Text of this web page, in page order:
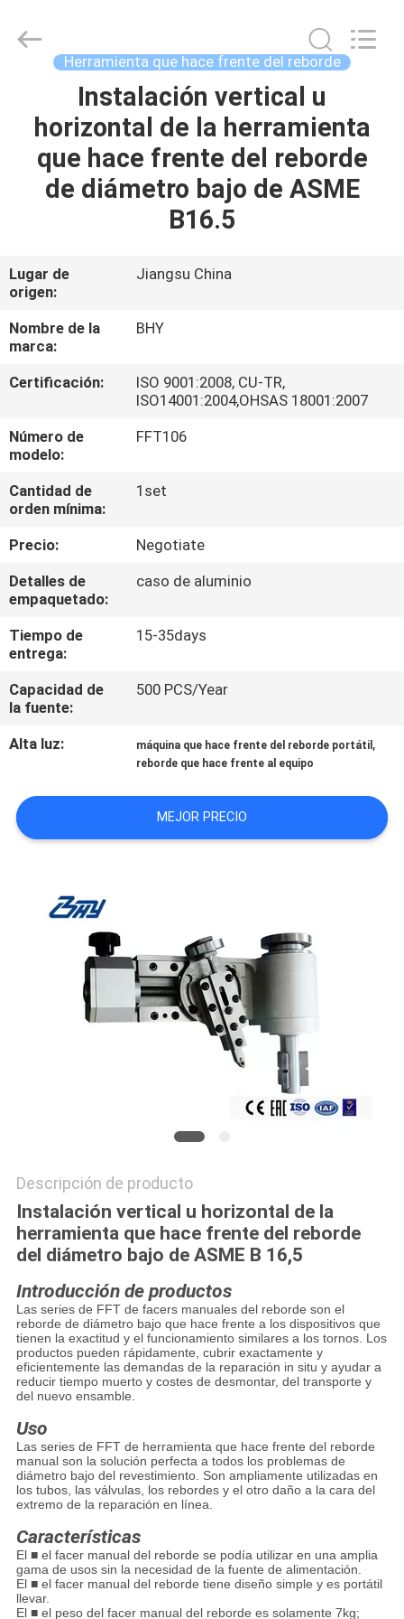
HOGAR
PRODUCTOS
VIAJE
DE
LA
FÁBRICA
CONTROL
DE
CALIDAD
MAPA
DEL
SITIO
POLÍTICAS
DE
PRIVACIDAD
Bohyar
Engineering
Technology(Suzhou)Co.,
Reserved.
Herramienta que hace frente del reborde
Instalación vertical u
horizontal de la herramienta
que hace frente del reborde
de diámetro bajo de ASME
B16.5
Lugar de
origen:
Jiangsu China
Nombre de la
marca:
BHY
Certificación:
ISO 9001:2008, CU-TR,
ISO14001:2004,OHSAS 18001:2007
Número de
modelo:
FFT106
Cantidad de
orden mínima:
1set
Precio:
Negotiate
Detalles de
empaquetado:
caso de aluminio
Tiempo de
entrega:
15-35days
Capacidad de
la fuente:
500 PCS/Year
Alta luz: máquina que hace frente del reborde portátil ,
reborde que hace frente al equipo
MEJOR PRECIO
Descripción de producto
Instalación vertical u horizontal de la
herramienta que hace frente del reborde
del diámetro bajo de ASME B 16,5
Introducción de productos
Las series de FFT de facers manuales del reborde son el
reborde de diámetro bajo que hace frente a los dispositivos que
tienen la exactitud y el funcionamiento similares a los tornos. Los
productos pueden rápidamente, cubrir exactamente y
eficientemente las demandas de la reparación in situ y ayudar a
reducir tiempo muerto y costes de desmontar, del transporte y
del nuevo ensamble.
Uso
Las series de FFT de herramienta que hace frente del reborde
manual son la solución perfecta a todos los problemas de
diámetro bajo del revestimiento. Son ampliamente utilizadas en
los tubos, las válvulas, los rebordes y el otro daño a la cara del
extremo de la reparación en línea.
Características
El ■ el facer manual del reborde se podía utilizar en una amplia
gama de usos sin la necesidad de la fuente de alimentación.
El ■ el facer manual del reborde tiene diseño simple y es portátil
llevar.
El ■ el peso del facer manual del reborde es solamente 7kg;